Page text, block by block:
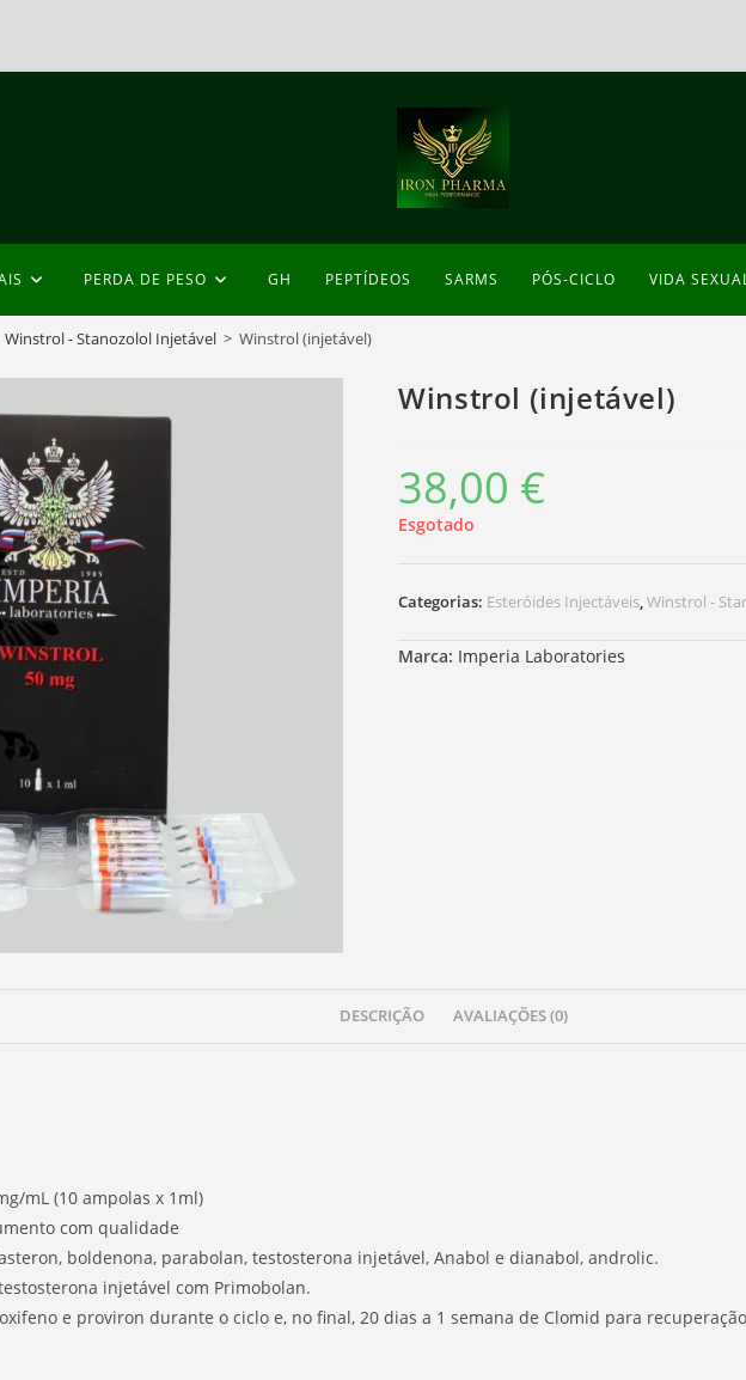
PERDA DE PESO GH PEPTÍDEOS SARMS PÓS-CICLO VIDA
Winstrol - Stanozolol Injetável > Winstrol (injetável)
Winstrol (injetável)
38,00 €
Esgotado
Categorias: Esteróides Injectáveis,Winstrol -
Marca: Imperia Laboratories
DESCRIÇÃO AVALIAÇÕES (0)
mL (10 ampolas x 1ml)
com qualidade
boldenona, parabolan, testosterona injetável, Anabol e dianabol, androlic.
injetável com Primobolan.
e proviron durante o ciclo e, no final, 20 dias a 1 semana de Clomid para